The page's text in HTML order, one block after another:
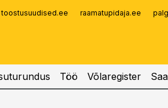
toostusuudised.ee raamatupidaja.ee
Töö Võlaregister